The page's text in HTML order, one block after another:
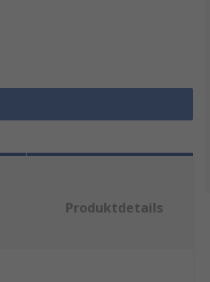
Produktdetails